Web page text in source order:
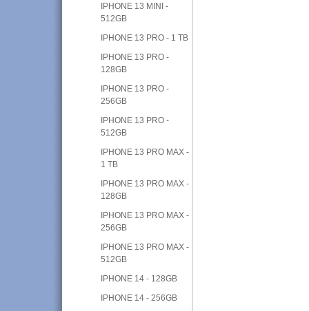
IPHONE 13 MINI -
512GB
IPHONE 13 PRO - 1 TB
IPHONE 13 PRO -
128GB
IPHONE 13 PRO -
256GB
IPHONE 13 PRO -
512GB
IPHONE 13 PRO MAX -
1 TB
IPHONE 13 PRO MAX -
128GB
IPHONE 13 PRO MAX -
256GB
IPHONE 13 PRO MAX -
512GB
IPHONE 14 - 128GB
IPHONE 14 - 256GB